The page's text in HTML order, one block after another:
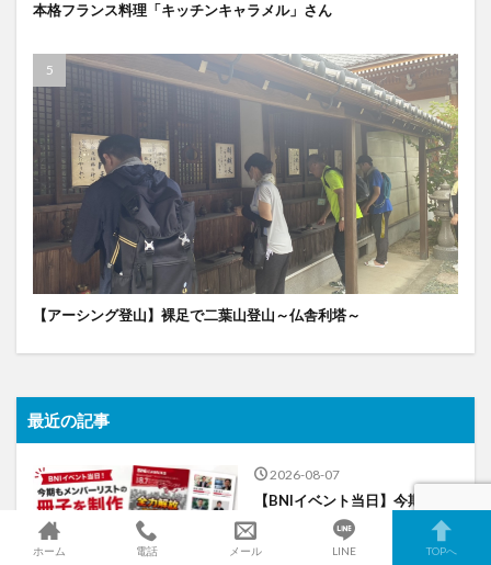
本格フランス料理「キッチンキャラメル」さん
【アーシング登山】裸足で二葉山登山～仏舎利塔～
最近の記事
2026-08-07
【BNIイベント当日】今期もメ
ンバーリストの冊子を作らせて
いただきました！
ホーム 電話 メール LINE TOPへ